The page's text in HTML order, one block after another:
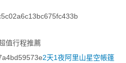
值行程推薦
2天1夜阿里山星空帳篷